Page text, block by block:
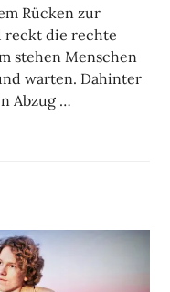
Rücken zur
reckt die rechte
stehen Menschen
warten. Dahinter
Abzug …